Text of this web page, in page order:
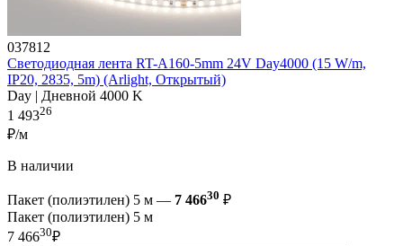
037812
Светодиодная лента RT-A160-5mm 24V Day4000 (15 W/m,
IP20, 2835, 5m) (Arlight, Открытый)
Day | Дневной 4000 K
1 49326
₽/м
В наличии
Пакет (полиэтилен) 5 м — 7 46630 ₽
Пакет (полиэтилен) 5 м
7 46630₽